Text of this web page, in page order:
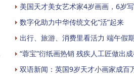
美国天才美女艺术家4岁画画，6岁
数字化助力中华传统文化“活”起来
出行、旅游、消费里看活力 端午假
“蓉宝”衍纸画热销 残疾人工匠做出
双语新闻：英国9岁天才小画家成百